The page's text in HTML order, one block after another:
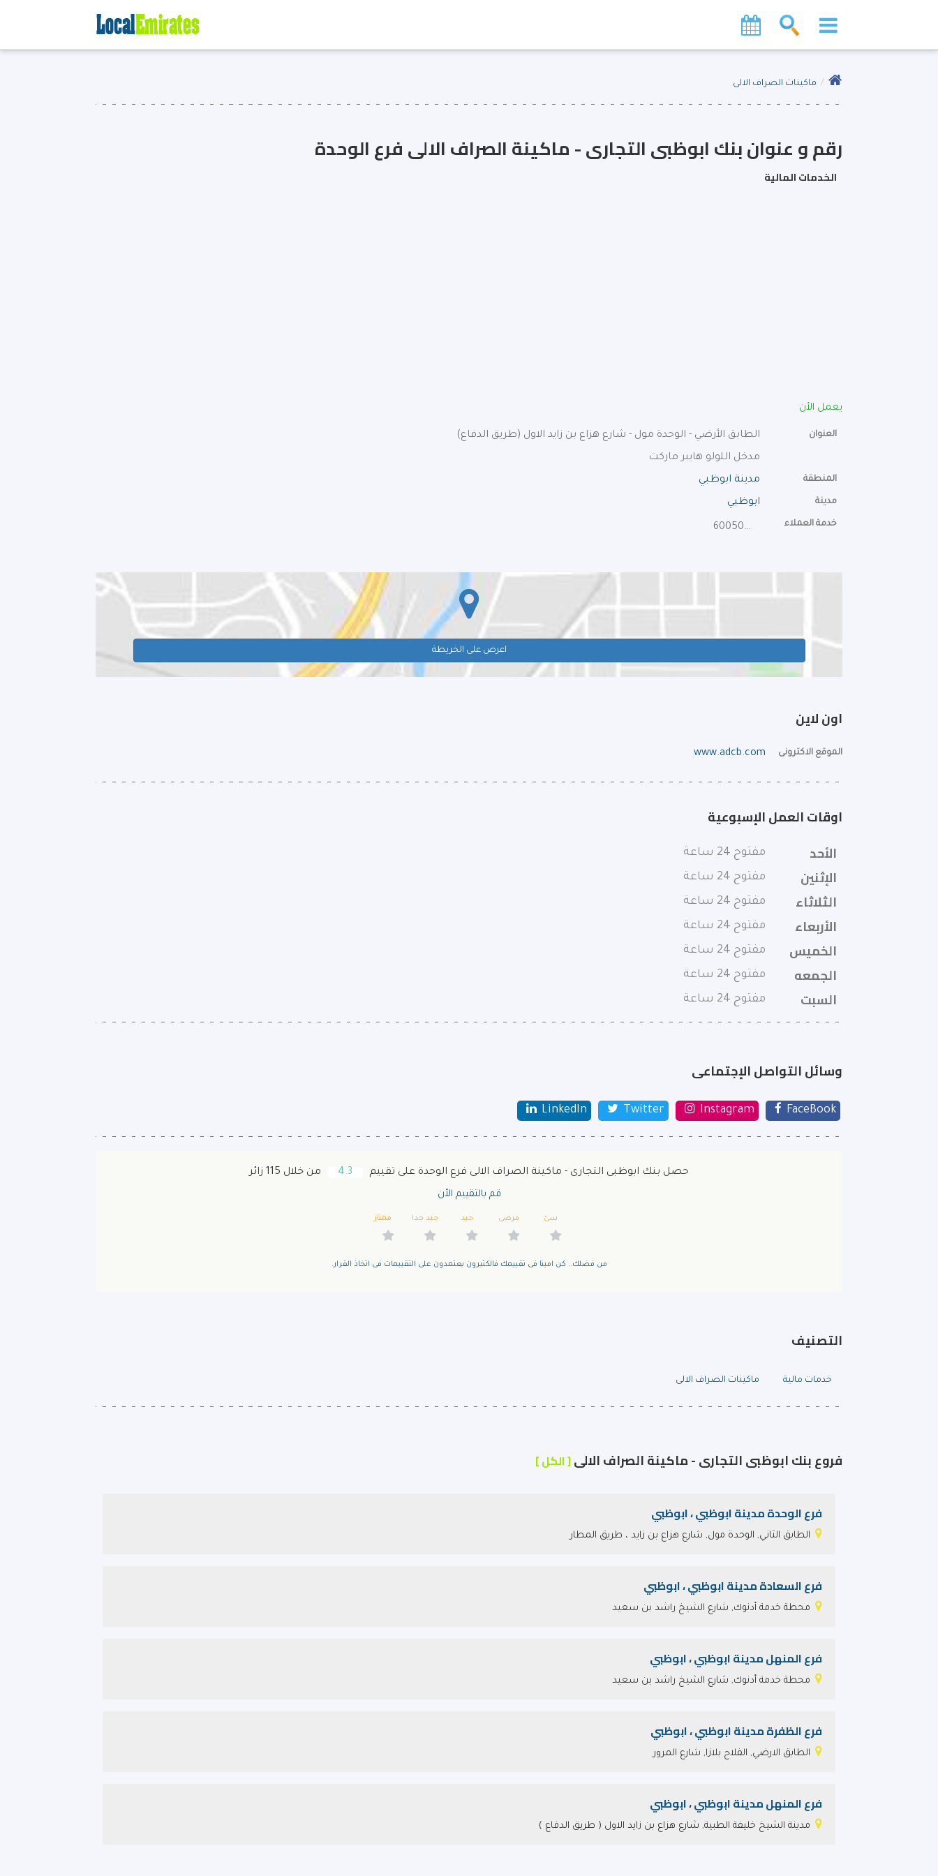
ماكينات الصراف الالى
رقم و عنوان بنك ابوظبى التجارى - ماكينة الصراف الالى فرع الوحدة
الخدمات المالية
يعمل الأن
العنوان
الطابق الأرضي - الوحدة مول - شارع هزاع بن زايد الاول (طريق الدفاع)
مدخل اللولو هايبر ماركت
المنطقة مدينة ابوظبي
مدينة ابوظبي
خدمة العملاء 600502030
اعرض على الخريطة
اون لاين
الموقع الاكترونى www.adcb.com
اوقات العمل الإسبوعية
الأحد
مفتوح 24 ساعة
الإثنين مفتوح 24 ساعة
الثلاثاء مفتوح 24 ساعة
الأربعاء مفتوح 24 ساعة
الخميس مفتوح 24 ساعة
الجمعه مفتوح 24 ساعة
السبت مفتوح 24 ساعة
وسائل التواصل الإجتماعى
FaceBook
Instagram
Twitter
LinkedIn
حصل بنك ابوظبى التجارى - ماكينة الصراف الالى فرع الوحدة على تقييم 4.3 من خلال 115 زائر
قم بالتقييم الأن
سئ مرضى جيد جيد جدا ممتاز
من فضلك.. كن امينا فى تقييمك فالكثيرون يعتمدون على التقييمات فى اتخاذ القرار.
التصنيف
خدمات مالية ماكينات الصراف الالى
فروع بنك ابوظبى التجارى - ماكينة الصراف الالى[ الكل ]
فرع الوحدة مدينة ابوظبي ، ابوظبي
الطابق الثاني, الوحدة مول, شارع هزاع بن زايد ، طريق المطار
فرع السعادة مدينة ابوظبي ، ابوظبي
محطة خدمة أدنوك, شارع الشيخ راشد بن سعيد
فرع المنهل مدينة ابوظبي ، ابوظبي
محطة خدمة أدنوك, شارع الشيخ راشد بن سعيد
فرع الظفرة مدينة ابوظبي ، ابوظبي
الطابق الارضي, الفلاح بلازا, شارع المرور
فرع المنهل مدينة ابوظبي ، ابوظبي
مدينة الشيخ خليفة الطبية, شارع هزاع بن زايد الاول ( طريق الدفاع )